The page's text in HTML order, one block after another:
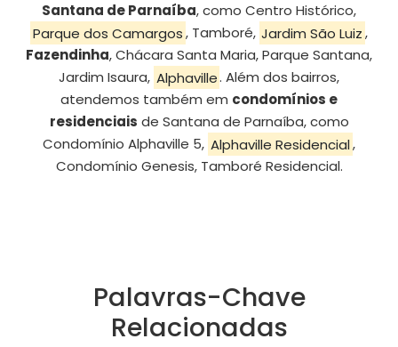
Santana de Parnaíba, como Centro Histórico,
Parque dos Camargos, Tamboré, Jardim São Luiz,
Fazendinha, Chácara Santa Maria, Parque Santana,
Jardim Isaura, Alphaville. Além dos bairros,
atendemos também em condomínios e
residenciais de Santana de Parnaíba, como
Condomínio Alphaville 5, Alphaville Residencial,
Condomínio Genesis, Tamboré Residencial.
Palavras-Chave
Relacionadas